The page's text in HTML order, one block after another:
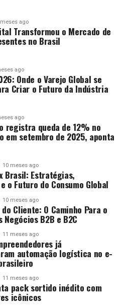
ago
Transformou o Mercado de
no Brasil
ago
Onde o Varejo Global se
Criar o Futuro da Indústria
ago
registra queda de 12% no
em setembro de 2025, aponta
10 meses ago
Brasil: Estratégias,
o Futuro do Consumo Global
10 meses ago
Cliente: O Caminho Para o
Negócios B2B e B2C
11 meses ago
já
automação logística no e-
11 meses ago
pack sortido inédito com
icônicos